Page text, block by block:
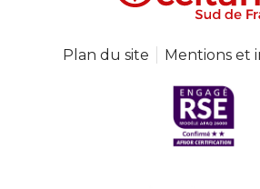
Plan du site Mentions et